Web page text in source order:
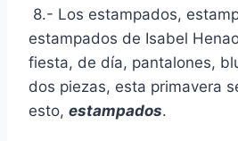
8.- Los estampados,
estampados de Isabel
fiesta, de día, pantalones,
dos piezas, esta primavera
esto, estampados.